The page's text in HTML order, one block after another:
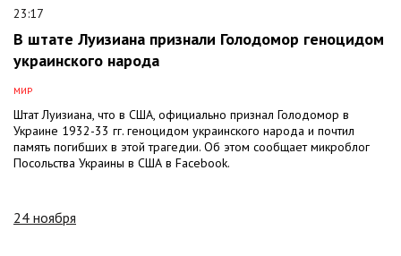
23:17
В штате Луизиана признали Голодомор геноцидом
украинского народа
МИР
Штат Луизиана, что в США, официально признал Голодомор в
Украине 1932-33 гг. геноцидом украинского народа и почтил
память погибших в этой трагедии. Об этом сообщает микроблог
Посольства Украины в США в Facebook.
24 ноября